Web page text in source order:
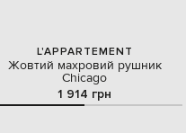
L'APPARTEMENT
Жовтий махровий рушник
Chicago
1 914 грн